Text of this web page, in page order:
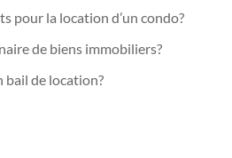
pour la location d’un condo?
de biens immobiliers?
de location?